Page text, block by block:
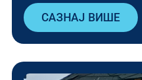
САЗНАЈ ВИШЕ